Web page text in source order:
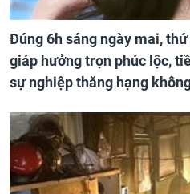
Đúng 6h sáng ngày mai,
giáp hưởng trọn phúc lộc,
sự nghiệp thăng hạng